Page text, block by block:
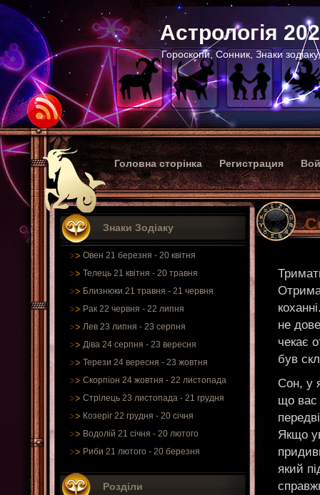
Астрологія
Гороскопи, Сонник, Знаки
Головна сторінка Регистрация
Знаки Зодіаку
Овен 21 березня - 20 квітня
Телець 21 квітня - 20 травня
Близнюки 21 травня - 21 червня
Рак 22 червня - 22 липня
Лев 23 липня - 23 серпня
Діва 24 серпня - 23 вересня
Терези 24 вересня - 23 жовтня
Скорпіон 24 жовтня - 22 листопада
Стрілець 23 листопада - 21 грудня
Козеріг 22 грудня - 20 січня
Водолій 21 січня - 20 лютого
Риби 21 лютого - 20 березня
Розділи
не
чекає
був
Сон, у
що вас
Якщо
який